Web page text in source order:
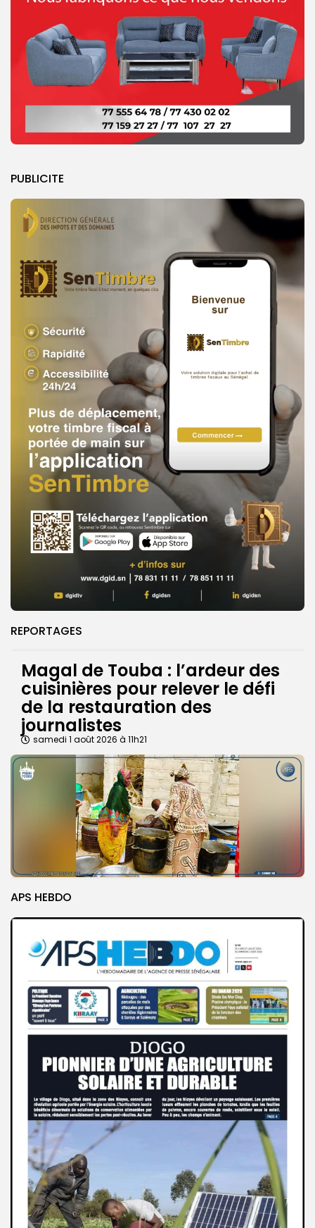
PUBLICITE
REPORTAGES
Magal de Touba : l’ardeur des
cuisinières pour relever le défi
de la restauration des
journalistes
samedi 1 août 2026 à 11h21
APS HEBDO